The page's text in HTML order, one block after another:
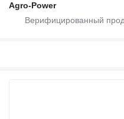
Agro-Power